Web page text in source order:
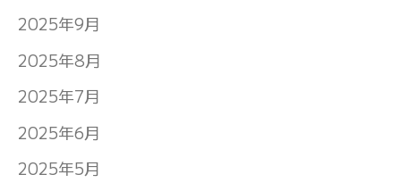
2025年9月
2025年8月
2025年7月
2025年6月
2025年5月